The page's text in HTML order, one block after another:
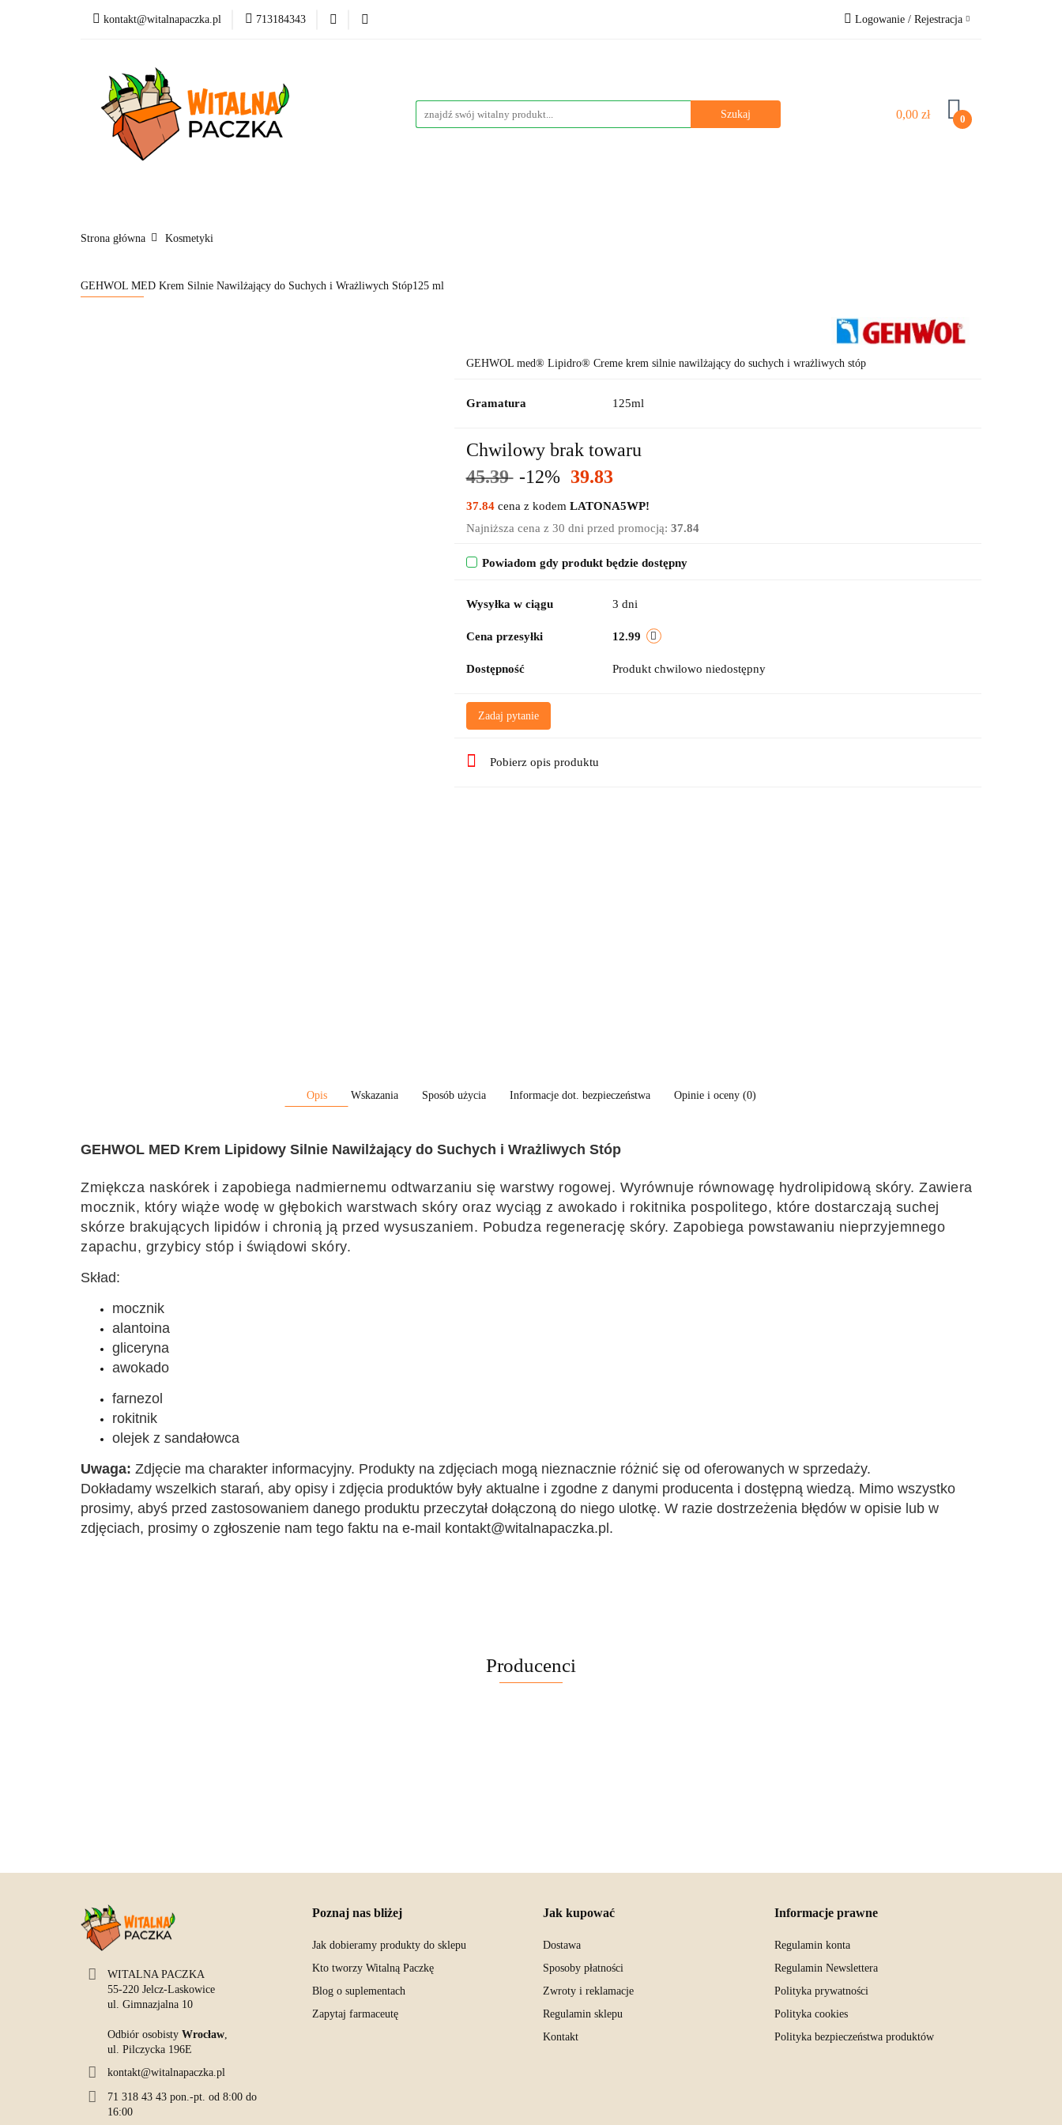
kontakt@witalnapaczka.pl 713184343 Logowanie / Rejestracja
Pytanie o produkt
Zgody cookies
0,00 zł 0
Marki Blog
Kategorie Suplementy
Nowości
Strona główna Kosmetyki
GEHWOL MED Krem Silnie Nawilżający do Suchych i Wrażliwych Stóp125 ml
GEHWOL med® Lipidro® Creme krem silnie nawilżający do suchych i wrażliwych stóp
Gramatura 125ml
Chwilowy brak towaru
45.39 -12% 39.83
37.84cena z kodem LATONA5WP!
Najniższa cena z 30 dni przed promocją: 37.84
Powiadom gdy produkt będzie dostępny
Wysyłka w ciągu 3 dni
Cena przesyłki 12.99
Dostępność Produkt chwilowo niedostępny
Zadaj pytanie
Pobierz opis produktu
Opis Wskazania Sposób użycia Informacje dot. bezpieczeństwa Opinie i oceny (0)
GEHWOL MED Krem Lipidowy Silnie Nawilżający do Suchych i Wrażliwych Stóp
Zmiękcza naskórek i zapobiega nadmiernemu odtwarzaniu się warstwy rogowej. Wyrównuje równowagę hydrolipidową skóry. Zawiera
mocznik, który wiąże wodę w głębokich warstwach skóry oraz wyciąg z awokado i rokitnika pospolitego, które dostarczają suchej
skórze brakujących lipidów i chronią ją przed wysuszaniem. Pobudza regenerację skóry. Zapobiega powstawaniu nieprzyjemnego
zapachu, grzybicy stóp i świądowi skóry.
Skład:
mocznik
alantoina
gliceryna
awokado
farnezol
rokitnik
olejek z sandałowca
Uwaga: Zdjęcie ma charakter informacyjny. Produkty na zdjęciach mogą nieznacznie różnić się od oferowanych w sprzedaży.
Dokładamy wszelkich starań, aby opisy i zdjęcia produktów były aktualne i zgodne z danymi producenta i dostępną wiedzą. Mimo wszystko
prosimy, abyś przed zastosowaniem danego produktu przeczytał dołączoną do niego ulotkę. W razie dostrzeżenia błędów w opisie lub w
zdjęciach, prosimy o zgłoszenie nam tego faktu na e-mail kontakt@witalnapaczka.pl.
Producenci
WITALNA PACZKA
55-220 Jelcz-Laskowice
ul. Gimnazjalna 10
Odbiór osobisty Wrocław,
ul. Pilczycka 196E
kontakt@witalnapaczka.pl
71 318 43 43 pon.-pt. od 8:00 do
16:00
Poznaj nas bliżej
Jak dobieramy produkty do sklepu
Kto tworzy Witalną Paczkę
Blog o suplementach
Zapytaj farmaceutę
Jak kupować
Dostawa
Sposoby płatności
Zwroty i reklamacje
Regulamin sklepu
Kontakt
Informacje prawne
Regulamin konta
Regulamin Newslettera
Polityka prywatności
Polityka cookies
Polityka bezpieczeństwa produktów